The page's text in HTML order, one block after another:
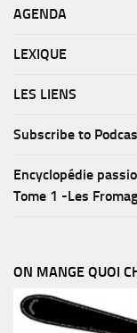
AGENDA
LEXIQUE
LES LIENS
Subscribe to
Encyclopédie
Tome 1 -Les
ON MANGE QUOI